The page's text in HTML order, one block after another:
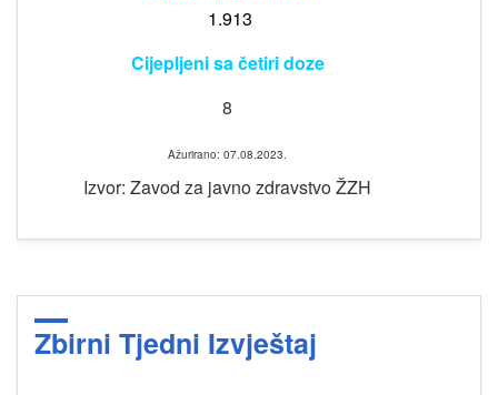
1.913
Cijepljeni sa četiri doze
8
Ažurirano: 07.08.2023.
Izvor: Zavod za javno zdravstvo ŽZH
Zbirni Tjedni Izvještaj